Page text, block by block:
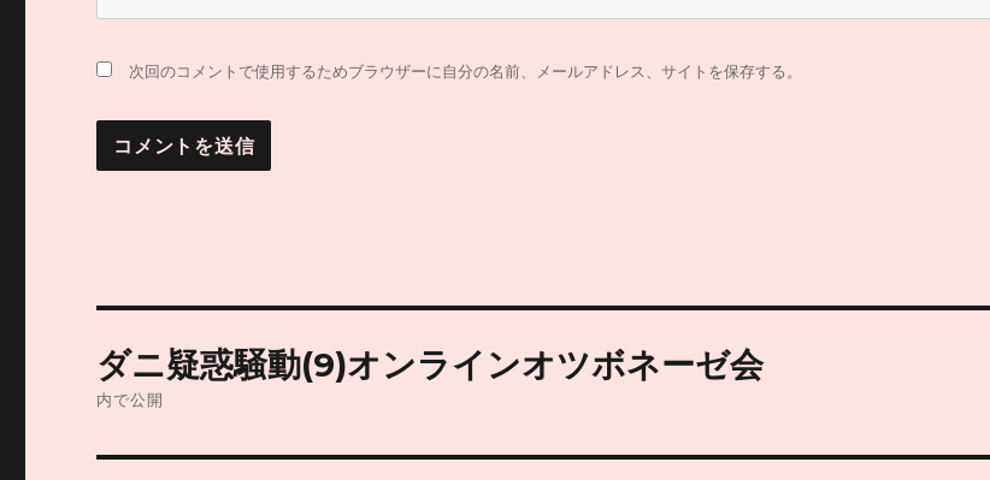
次回のコメントで使用するためブラウザーに自分の名前、メールアドレス、サイトを保存する。
稿
ダニ疑惑騒動(9)オンラインオツボネーゼ会
内で公開